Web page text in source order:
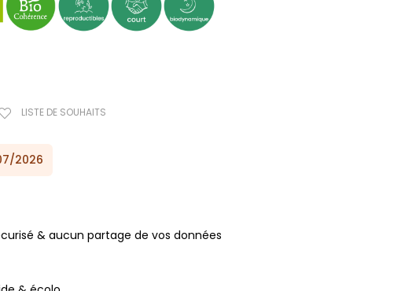
LISTE DE SOUHAITS
2026
& aucun partage de vos données